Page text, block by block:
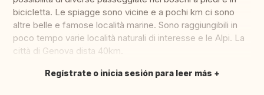
bicicletta. Le spiagge sono vicine e a pochi km ci sono
altre belle e famose località marine. Sono raggiungibili in
poco tempo varie località naturali di interesse e le Alpi. La
città di Genova dista 40km.
Traducir
Regístrate o inicia sesión para leer más